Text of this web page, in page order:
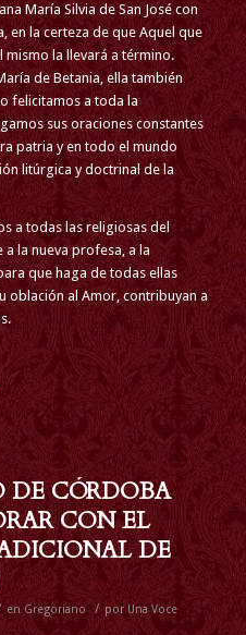
María Silvia de San José con
en la certeza de que Aquel que
mismo la llevará a término.
de Betania, ella también
felicitamos a toda la
sus oraciones constantes
patria y en todo el mundo
litúrgica y doctrinal de la
a todas las religiosas del
la nueva profesa, a la
que haga de todas ellas
oblación al Amor, contribuyan a
DE CÓRDOBA
CON EL
DE
en Gregoriano / por Una Voce